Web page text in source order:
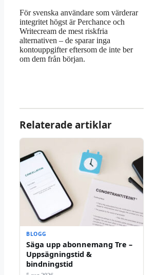
För svenska användare som värderar
integritet högst är Perchance och
Writecream de mest riskfria
alternativen – de sparar inga
kontouppgifter eftersom de inte ber
om dem från början.
Relaterade artiklar
BLOGG
Säga upp abonnemang Tre –
Uppsägningstid &
bindningstid